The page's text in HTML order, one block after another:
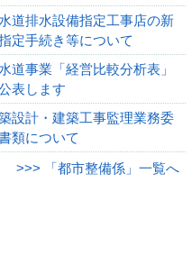
道排水設備指定工事店の新
定手続き等について
道事業「経営比較分析表」
表します
設計・建築工事監理業務委
類について
>>> 「都市整備係」一覧へ